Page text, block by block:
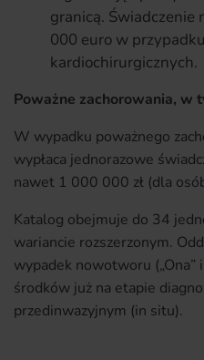
granicą. Świadczenie
000 euro w
kardiochirurgicznych.
Poważne zachorowania, w
W wypadku poważnego
wypłaca jednorazowe
nawet 1 000 000 zł (dla
Katalog obejmuje do 34
wariancie rozszerzonym.
wypadek nowotworu („Ona”
środków już na etapie
przedinwazyjnym (in situ).